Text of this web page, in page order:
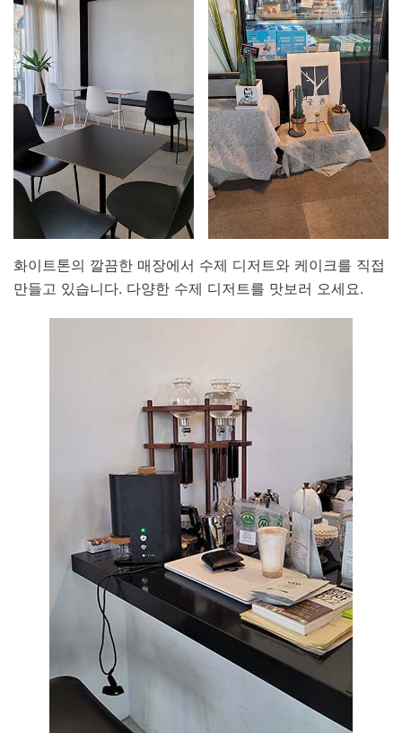
화이트톤의 깔끔한 매장에서 수제 디저트와 케이크를 직접
만들고 있습니다. 다양한 수제 디저트를 맛보러 오세요.